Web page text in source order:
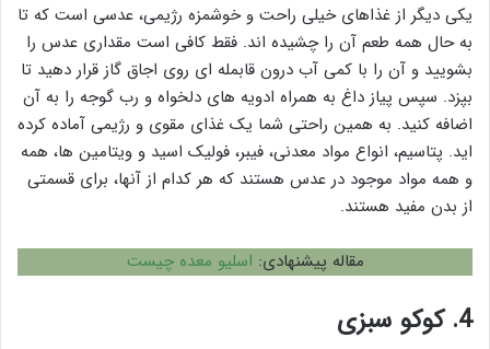
یکی دیگر از غذاهای خیلی راحت و خوشمزه رژیمی، عدسی است که تا
به حال همه طعم آن را چشیده اند. فقط کافی است مقداری عدس را
بشویید و آن را با کمی آب درون قابمله ای روی اجاق گاز قرار دهید تا
بپزد. سپس پیاز داغ به همراه ادویه های دلخواه و رب گوجه را به آن
اضافه کنید. به همین راحتی شما یک غذای مقوی و رژیمی آماده کرده
اید. پتاسیم، انواع مواد معدنی، فیبر، فولیک اسید و ویتامین ها، همه
و همه مواد موجود در عدس هستند که هر کدام از آنها، برای قسمتی
از بدن مفید هستند.
مقاله پیشنهادی: اسلیو معده چیست
4. کوکو سبزی